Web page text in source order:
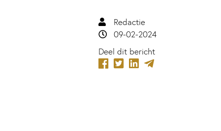
Redactie
09-02-2024
Deel dit bericht